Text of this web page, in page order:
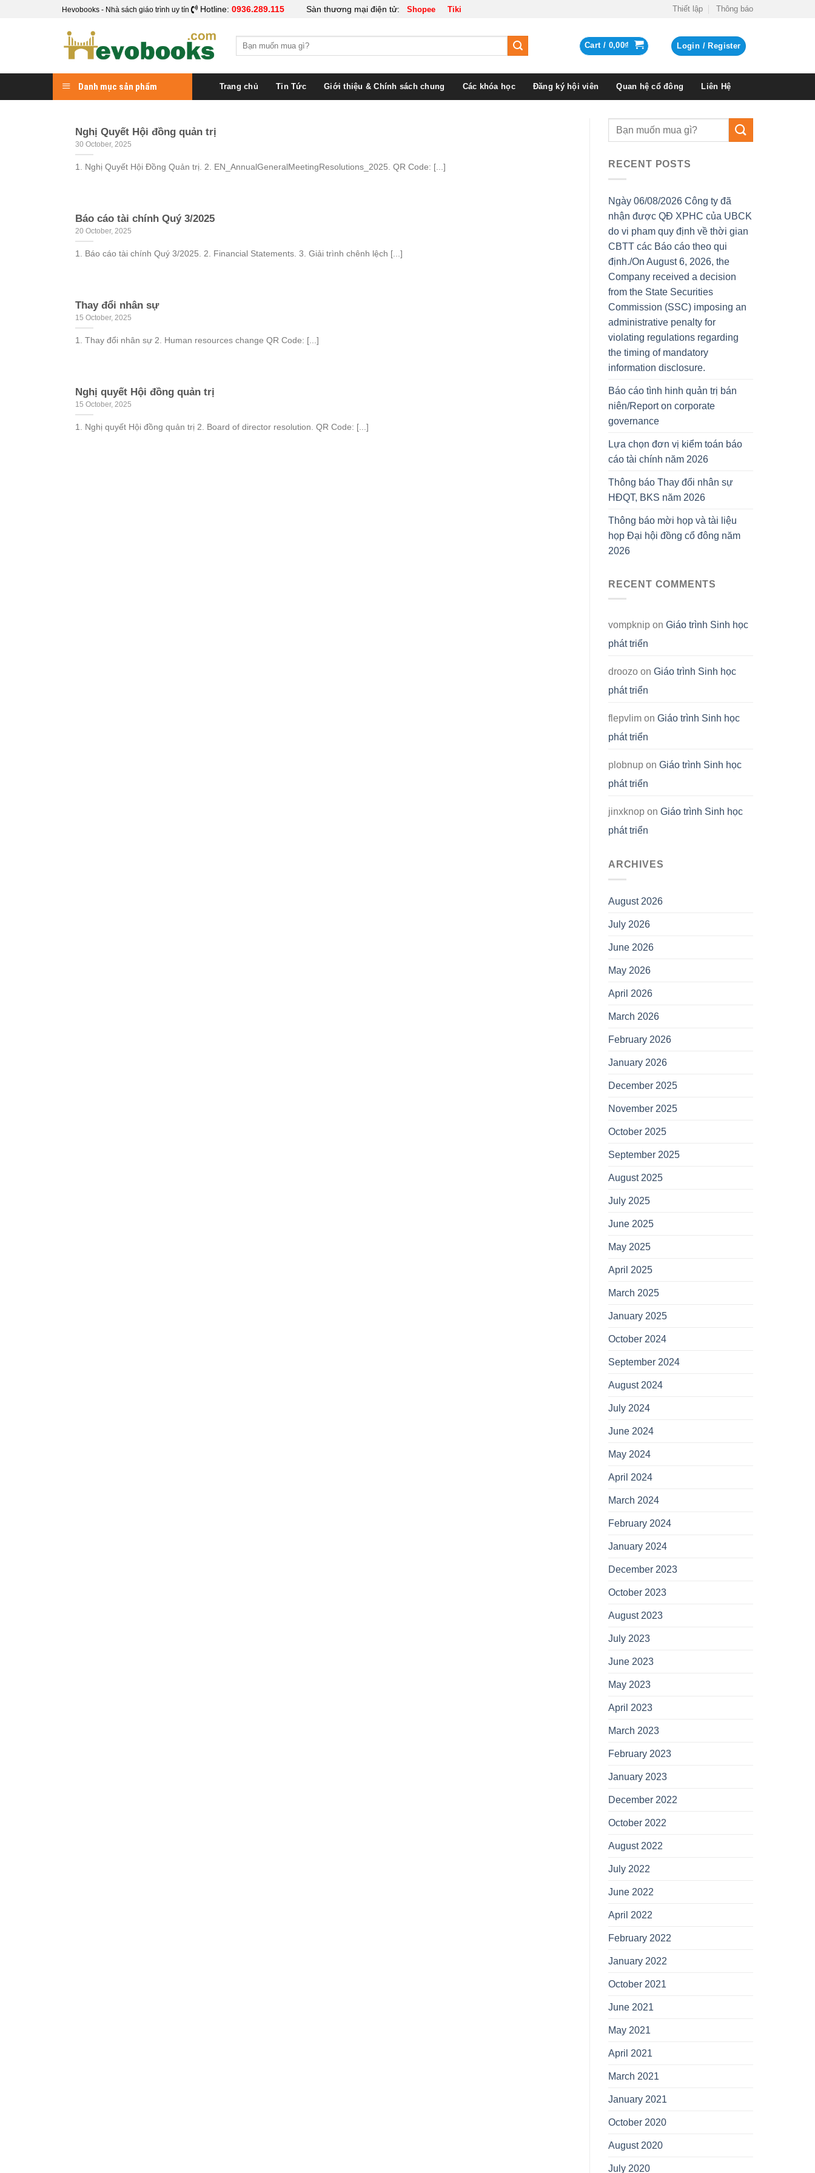
Hevobooks - Nhà sách giáo trình uy tín Hotline: 0936.289.115 Sàn thương mại điện tử: Shopee Tiki Thiết lập Thông báo
Search
Cart / 0,00₫ Login / Register
Danh mục sản phẩm Trang chủ Tin Tức Giới thiệu & Chính sách chung Các khóa học Đăng ký hội viên Quan hệ cổ đông Liên Hệ
Nghị Quyết Hội đồng quản trị
30 October, 2025
1. Nghị Quyết Hội Đồng Quản trị. 2. EN_AnnualGeneralMeetingResolutions_2025. QR Code: [...]
Báo cáo tài chính Quý 3/2025
20 October, 2025
1. Báo cáo tài chính Quý 3/2025. 2. Financial Statements. 3. Giải trình chênh lệch [...]
Thay đổi nhân sự
15 October, 2025
1. Thay đổi nhân sự 2. Human resources change QR Code: [...]
Nghị quyết Hội đồng quản trị
15 October, 2025
1. Nghị quyết Hội đồng quản trị 2. Board of director resolution. QR Code: [...]
RECENT POSTS
Ngày 06/08/2026 Công ty đã
nhận được QĐ XPHC của UBCK
do vi pham quy định về thời gian
CBTT các Báo cáo theo qui
định./On August 6, 2026, the
Company received a decision
from the State Securities
Commission (SSC) imposing an
administrative penalty for
violating regulations regarding
the timing of mandatory
information disclosure.
Báo cáo tình hinh quản trị bán
niên/Report on corporate
governance
Lựa chọn đơn vị kiểm toán báo
cáo tài chính năm 2026
Thông báo Thay đổi nhân sự
HĐQT, BKS năm 2026
Thông báo mời họp và tài liệu
họp Đại hội đồng cổ đông năm
2026
RECENT COMMENTS
vompknip on Giáo trình Sinh học
phát triển
droozo on Giáo trình Sinh học
phát triển
flepvlim on Giáo trình Sinh học
phát triển
plobnup on Giáo trình Sinh học
phát triển
jinxknop on Giáo trình Sinh học
phát triển
ARCHIVES
August 2026
July 2026
June 2026
May 2026
April 2026
March 2026
February 2026
January 2026
December 2025
November 2025
October 2025
September 2025
August 2025
July 2025
June 2025
May 2025
April 2025
March 2025
January 2025
October 2024
September 2024
August 2024
July 2024
June 2024
May 2024
April 2024
March 2024
February 2024
January 2024
December 2023
October 2023
August 2023
July 2023
June 2023
May 2023
April 2023
March 2023
February 2023
January 2023
December 2022
October 2022
August 2022
July 2022
June 2022
April 2022
February 2022
January 2022
October 2021
June 2021
May 2021
April 2021
March 2021
January 2021
October 2020
August 2020
July 2020